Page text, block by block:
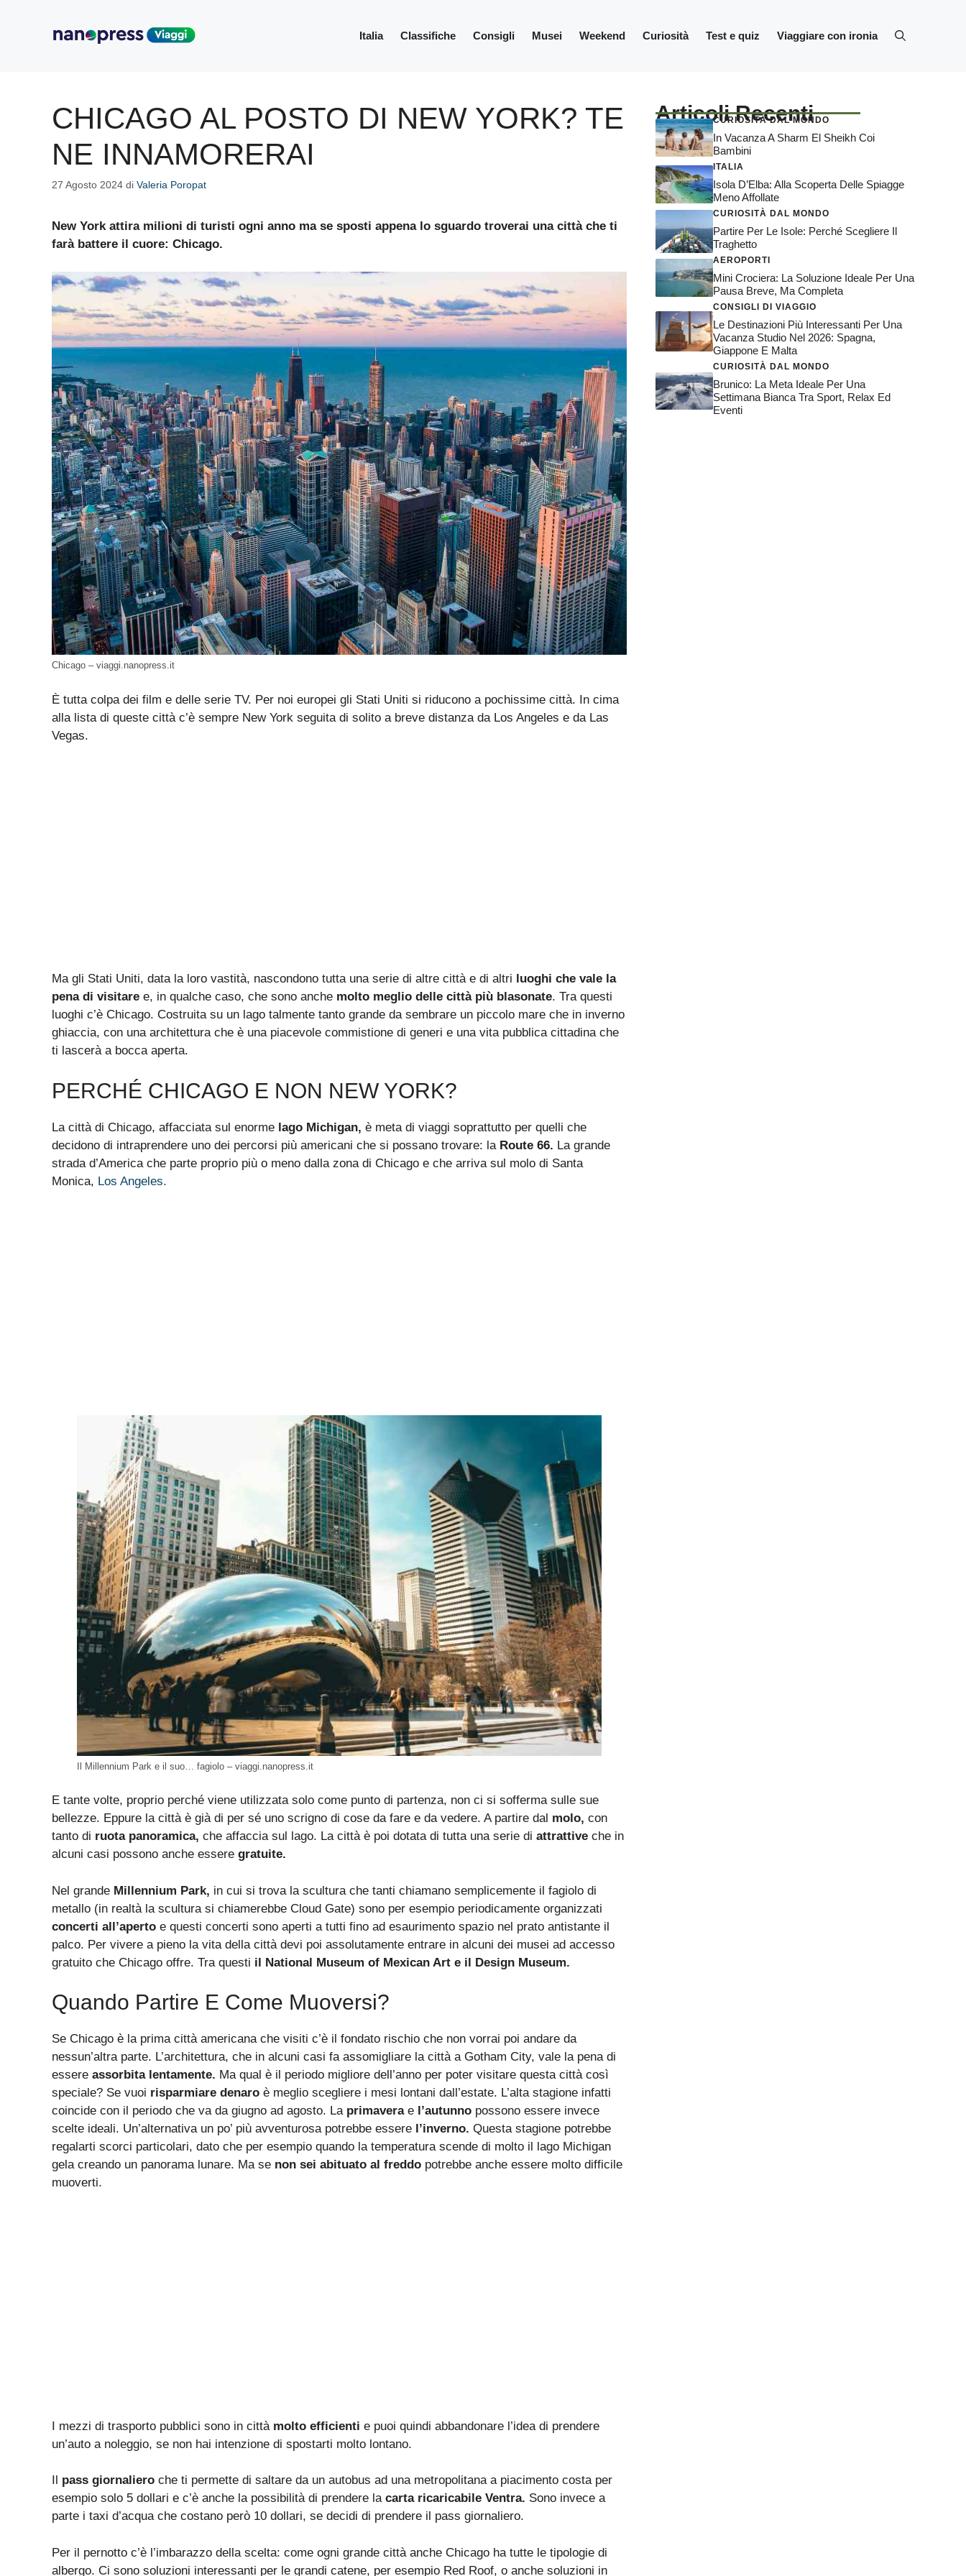
Italia Classifiche Consigli Musei Weekend Curiosità Test e quiz Viaggiare con ironia
CHICAGO AL POSTO DI NEW YORK? TE
NE INNAMORERAI
27 Agosto 2024 di Valeria Poropat
New York attira milioni di turisti ogni anno ma se sposti appena lo sguardo troverai una città che ti
farà battere il cuore: Chicago.
Chicago – viaggi.nanopress.it
È tutta colpa dei film e delle serie TV. Per noi europei gli Stati Uniti si riducono a pochissime città. In cima
alla lista di queste città c’è sempre New York seguita di solito a breve distanza da Los Angeles e da Las
Vegas.
Ma gli Stati Uniti, data la loro vastità, nascondono tutta una serie di altre città e di altri luoghi che vale la
pena di visitare e, in qualche caso, che sono anche molto meglio delle città più blasonate. Tra questi
luoghi c’è Chicago. Costruita su un lago talmente tanto grande da sembrare un piccolo mare che in inverno
ghiaccia, con una architettura che è una piacevole commistione di generi e una vita pubblica cittadina che
ti lascerà a bocca aperta.
PERCHÉ CHICAGO E NON NEW YORK?
La città di Chicago, affacciata sul enorme lago Michigan, è meta di viaggi soprattutto per quelli che
decidono di intraprendere uno dei percorsi più americani che si possano trovare: la Route 66. La grande
strada d’America che parte proprio più o meno dalla zona di Chicago e che arriva sul molo di Santa
Monica, Los Angeles.
Il Millennium Park e il suo… fagiolo – viaggi.nanopress.it
E tante volte, proprio perché viene utilizzata solo come punto di partenza, non ci si sofferma sulle sue
bellezze. Eppure la città è già di per sé uno scrigno di cose da fare e da vedere. A partire dal molo, con
tanto di ruota panoramica, che affaccia sul lago. La città è poi dotata di tutta una serie di attrattive che in
alcuni casi possono anche essere gratuite.
Nel grande Millennium Park, in cui si trova la scultura che tanti chiamano semplicemente il fagiolo di
metallo (in realtà la scultura si chiamerebbe Cloud Gate) sono per esempio periodicamente organizzati
concerti all’aperto e questi concerti sono aperti a tutti fino ad esaurimento spazio nel prato antistante il
palco. Per vivere a pieno la vita della città devi poi assolutamente entrare in alcuni dei musei ad accesso
gratuito che Chicago offre. Tra questi il National Museum of Mexican Art e il Design Museum.
Quando Partire E Come Muoversi?
Se Chicago è la prima città americana che visiti c’è il fondato rischio che non vorrai poi andare da
nessun’altra parte. L’architettura, che in alcuni casi fa assomigliare la città a Gotham City, vale la pena di
essere assorbita lentamente. Ma qual è il periodo migliore dell’anno per poter visitare questa città così
speciale? Se vuoi risparmiare denaro è meglio scegliere i mesi lontani dall’estate. L’alta stagione infatti
coincide con il periodo che va da giugno ad agosto. La primaverae l’autunno possono essere invece
scelte ideali. Un’alternativa un po’ più avventurosa potrebbe essere l’inverno. Questa stagione potrebbe
regalarti scorci particolari, dato che per esempio quando la temperatura scende di molto il lago Michigan
gela creando un panorama lunare. Ma se non sei abituato al freddo potrebbe anche essere molto difficile
muoverti.
I mezzi di trasporto pubblici sono in città molto efficienti e puoi quindi abbandonare l’idea di prendere
un’auto a noleggio, se non hai intenzione di spostarti molto lontano.
Il pass giornaliero che ti permette di saltare da un autobus ad una metropolitana a piacimento costa per
esempio solo 5 dollari e c’è anche la possibilità di prendere la carta ricaricabile Ventra. Sono invece a
parte i taxi d’acqua che costano però 10 dollari, se decidi di prendere il pass giornaliero.
Per il pernotto c’è l’imbarazzo della scelta: come ogni grande città anche Chicago ha tutte le tipologie di
albergo. Ci sono soluzioni interessanti per le grandi catene, per esempio Red Roof, o anche soluzioni in
Articoli Recenti
CURIOSITÀ DAL MONDO
In Vacanza A Sharm El Sheikh Coi
Bambini
ITALIA
Isola D’Elba: Alla Scoperta Delle Spiagge
Meno Affollate
CURIOSITÀ DAL MONDO
Partire Per Le Isole: Perché Scegliere Il
Traghetto
AEROPORTI
Mini Crociera: La Soluzione Ideale Per Una
Pausa Breve, Ma Completa
CONSIGLI DI VIAGGIO
Le Destinazioni Più Interessanti Per Una
Vacanza Studio Nel 2026: Spagna,
Giappone E Malta
CURIOSITÀ DAL MONDO
Brunico: La Meta Ideale Per Una
Settimana Bianca Tra Sport, Relax Ed
Eventi